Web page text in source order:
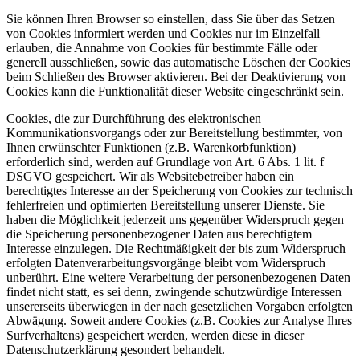
Sie können Ihren Browser so einstellen, dass Sie über das Setzen
von Cookies informiert werden und Cookies nur im Einzelfall
erlauben, die Annahme von Cookies für bestimmte Fälle oder
generell ausschließen, sowie das automatische Löschen der Cookies
beim Schließen des Browser aktivieren. Bei der Deaktivierung von
Cookies kann die Funktionalität dieser Website eingeschränkt sein.
Cookies, die zur Durchführung des elektronischen
Kommunikationsvorgangs oder zur Bereitstellung bestimmter, von
Ihnen erwünschter Funktionen (z.B. Warenkorbfunktion)
erforderlich sind, werden auf Grundlage von Art. 6 Abs. 1 lit. f
DSGVO gespeichert. Wir als Websitebetreiber haben ein
berechtigtes Interesse an der Speicherung von Cookies zur technisch
fehlerfreien und optimierten Bereitstellung unserer Dienste. Sie
haben die Möglichkeit jederzeit uns gegenüber Widerspruch gegen
die Speicherung personenbezogener Daten aus berechtigtem
Interesse einzulegen. Die Rechtmäßigkeit der bis zum Widerspruch
erfolgten Datenverarbeitungsvorgänge bleibt vom Widerspruch
unberührt. Eine weitere Verarbeitung der personenbezogenen Daten
findet nicht statt, es sei denn, zwingende schutzwürdige Interessen
unsererseits überwiegen in der nach gesetzlichen Vorgaben erfolgten
Abwägung. Soweit andere Cookies (z.B. Cookies zur Analyse Ihres
Surfverhaltens) gespeichert werden, werden diese in dieser
Datenschutzerklärung gesondert behandelt.